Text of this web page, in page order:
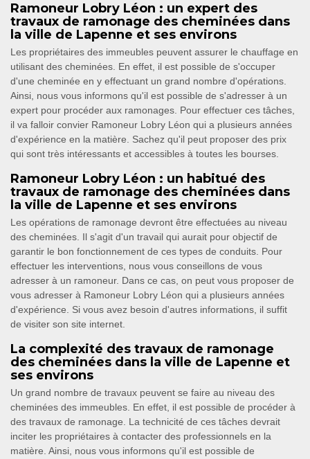
Ramoneur Lobry Léon : un expert des
travaux de ramonage des cheminées dans
la ville de Lapenne et ses environs
Les propriétaires des immeubles peuvent assurer le chauffage en
utilisant des cheminées. En effet, il est possible de s'occuper
d'une cheminée en y effectuant un grand nombre d'opérations.
Ainsi, nous vous informons qu'il est possible de s'adresser à un
expert pour procéder aux ramonages. Pour effectuer ces tâches,
il va falloir convier Ramoneur Lobry Léon qui a plusieurs années
d'expérience en la matière. Sachez qu'il peut proposer des prix
qui sont très intéressants et accessibles à toutes les bourses.
Ramoneur Lobry Léon : un habitué des
travaux de ramonage des cheminées dans
la ville de Lapenne et ses environs
Les opérations de ramonage devront être effectuées au niveau
des cheminées. Il s'agit d'un travail qui aurait pour objectif de
garantir le bon fonctionnement de ces types de conduits. Pour
effectuer les interventions, nous vous conseillons de vous
adresser à un ramoneur. Dans ce cas, on peut vous proposer de
vous adresser à Ramoneur Lobry Léon qui a plusieurs années
d'expérience. Si vous avez besoin d'autres informations, il suffit
de visiter son site internet.
La complexité des travaux de ramonage
des cheminées dans la ville de Lapenne et
ses environs
Un grand nombre de travaux peuvent se faire au niveau des
cheminées des immeubles. En effet, il est possible de procéder à
des travaux de ramonage. La technicité de ces tâches devrait
inciter les propriétaires à contacter des professionnels en la
matière. Ainsi, nous vous informons qu'il est possible de